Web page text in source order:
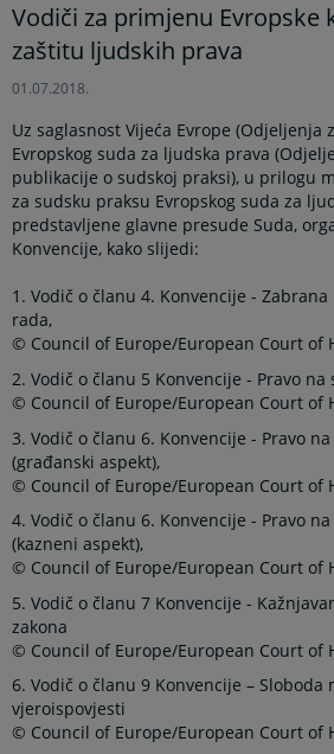
Vodiči za primjenu Evropske
zaštitu ljudskih prava
01.07.2018.
Uz saglasnost Vijeća Evrope (Odjeljenja
Evropskog suda za ljudska prava
publikacije o sudskoj praksi), u prilogu
za sudsku praksu Evropskog suda za
predstavljene glavne presude Suda,
Konvencije, kako slijedi:
1. Vodič o članu 4. Konvencije -
rada,
© Council of Europe/European Court of
2. Vodič o članu 5 Konvencije - Pravo
© Council of Europe/European Court of
3. Vodič o članu 6. Konvencije - Pravo
(građanski aspekt),
© Council of Europe/European Court of
4. Vodič o članu 6. Konvencije - Pravo
(kazneni aspekt),
© Council of Europe/European Court of
5. Vodič o članu 7 Konvencije -
zakona
© Council of Europe/European Court of
6. Vodič o članu 9 Konvencije – Sloboda
vjeroispovjesti
© Council of Europe/European Court of